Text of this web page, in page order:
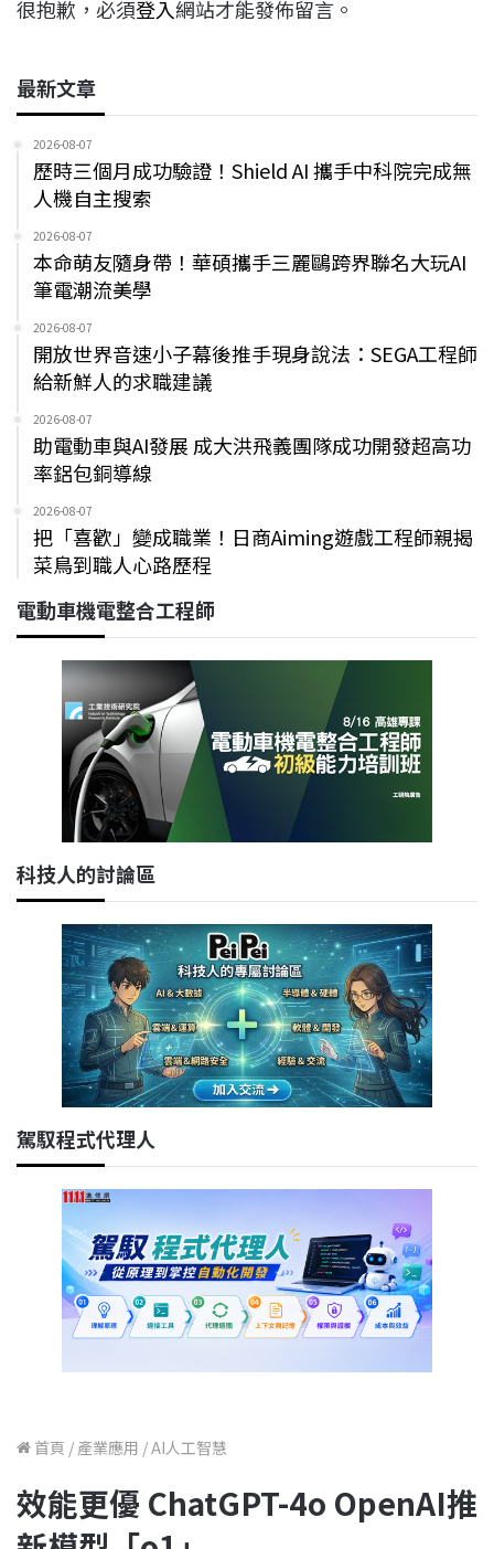
很抱歉，必須登入網站才能發佈留言。
最新文章
2026-08-07
歷時三個月成功驗證！Shield AI 攜手中科院完成無
人機自主搜索
2026-08-07
本命萌友隨身帶！華碩攜手三麗鷗跨界聯名大玩AI
筆電潮流美學
2026-08-07
開放世界音速小子幕後推手現身說法：SEGA工程師
給新鮮人的求職建議
2026-08-07
助電動車與AI發展 成大洪飛義團隊成功開發超高功
率鋁包銅導線
2026-08-07
把「喜歡」變成職業！日商Aiming遊戲工程師親揭
菜鳥到職人心路歷程
電動車機電整合工程師
科技人的討論區
駕馭程式代理人